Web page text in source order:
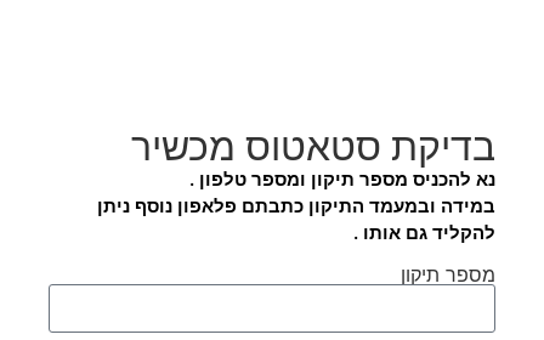
בדיקת סטאטוס מכשיר
נא להכניס מספר תיקון ומספר טלפון .
במידה ובמעמד התיקון כתבתם פלאפון נוסף ניתן
להקליד גם אותו .
מספר תיקון